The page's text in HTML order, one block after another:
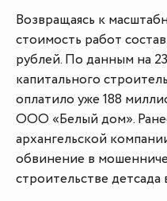
Возвращаясь к
стоимость работ
рублей. По данным на
капитального
оплатило уже 188
ООО «Белый дом».
архангельской
обвинение в
строительстве